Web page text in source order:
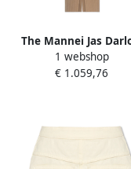
The Mannei Jas
Beige Dames
1 webshop
€ 1.059,76